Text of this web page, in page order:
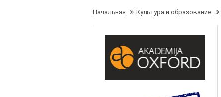
Начальная Культура и образование